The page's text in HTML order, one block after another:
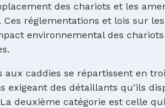
des chariots et les
réglementations et lois sur
environnemental des
caddies se répartissent en
exigeant des détaillants qu'ils
deuxième catégorie est celle